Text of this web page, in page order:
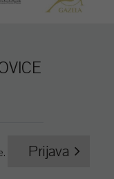
. Prijava